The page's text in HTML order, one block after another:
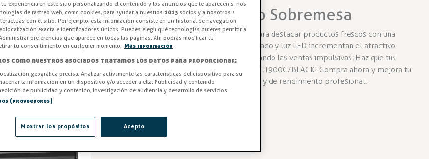
Mostrador Refrigerado Sobremesa
La TEFCOLD LCT900C/BLACK está diseñada para destacar productos frescos con una
estética moderna y profesional. Su cristal curvado y luz LED incrementan el atractivo
visual de cualquier producto expuesto, impulsando las ventas impulsivas. ¡Haz que tus
productos destaquen con la vitrina TEFCOLD LCT900C/BLACK! Compra ahora y mejora tu
exposición con una vitrina compacta, elegante y de rendimiento profesional.
846,99 €
tu experiencia en este sitio personalizando el contenido y los anuncios que te aparecen si nos
de rastreo web, como cookies, para ayudar a nuestros 1013 socios y a nosotros a
con el sitio. Por ejemplo, esta información consiste en un historial de navegación
exacta e identificadores únicos. Puedes elegir qué tecnologías quieres permitir a
preferencias que aparece en todas las páginas. Ahí podrás modificar tu
tu consentimiento en cualquier momento. Más información
como nuestros asociados tratamos los datos para proporcionar:
geográfica precisa. Analizar activamente las características del dispositivo para su
la información en un dispositivo y/o acceder a ella. Publicidad y contenido
de publicidad y contenido, investigación de audiencia y desarrollo de servicios.
(proveedores)
Acepto
Mostrar los propósitos